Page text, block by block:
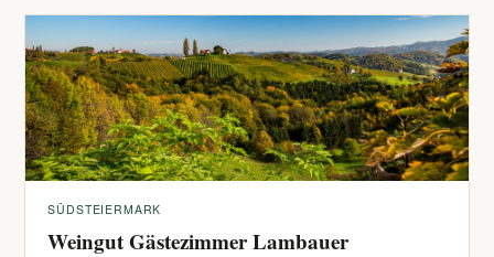
SÜDSTEIERMARK
Weingut Gästezimmer Lambauer